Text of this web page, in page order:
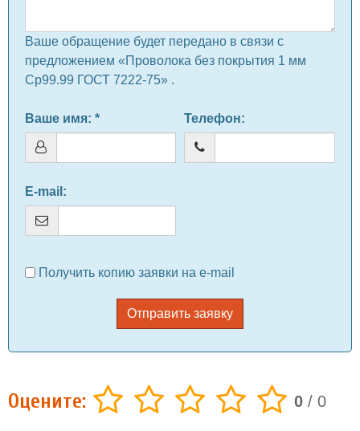
Ваше обращение будет передано в связи с
предложением «Проволока без покрытия 1 мм
Ср99.99 ГОСТ 7222-75» .
Ваше имя: * Телефон:
E-mail :
Получить копию заявки на e-mail
Отправить заявку
Оцените: 0 / 0